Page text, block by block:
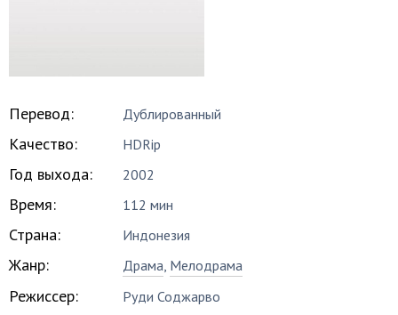
Перевод: Дублированный
Качество: HDRip
Год выхода: 2002
Время: 112 мин
Страна: Индонезия
Жанр: Драма, Мелодрама
Режиссер: Руди Соджарво